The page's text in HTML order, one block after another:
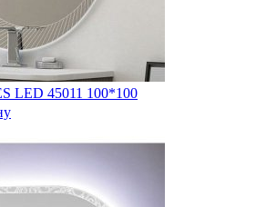
LED 45011 100*100